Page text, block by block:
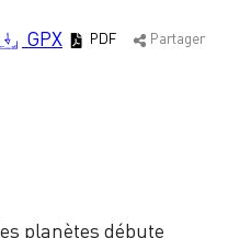
GPX PDF Partager
planètes débute